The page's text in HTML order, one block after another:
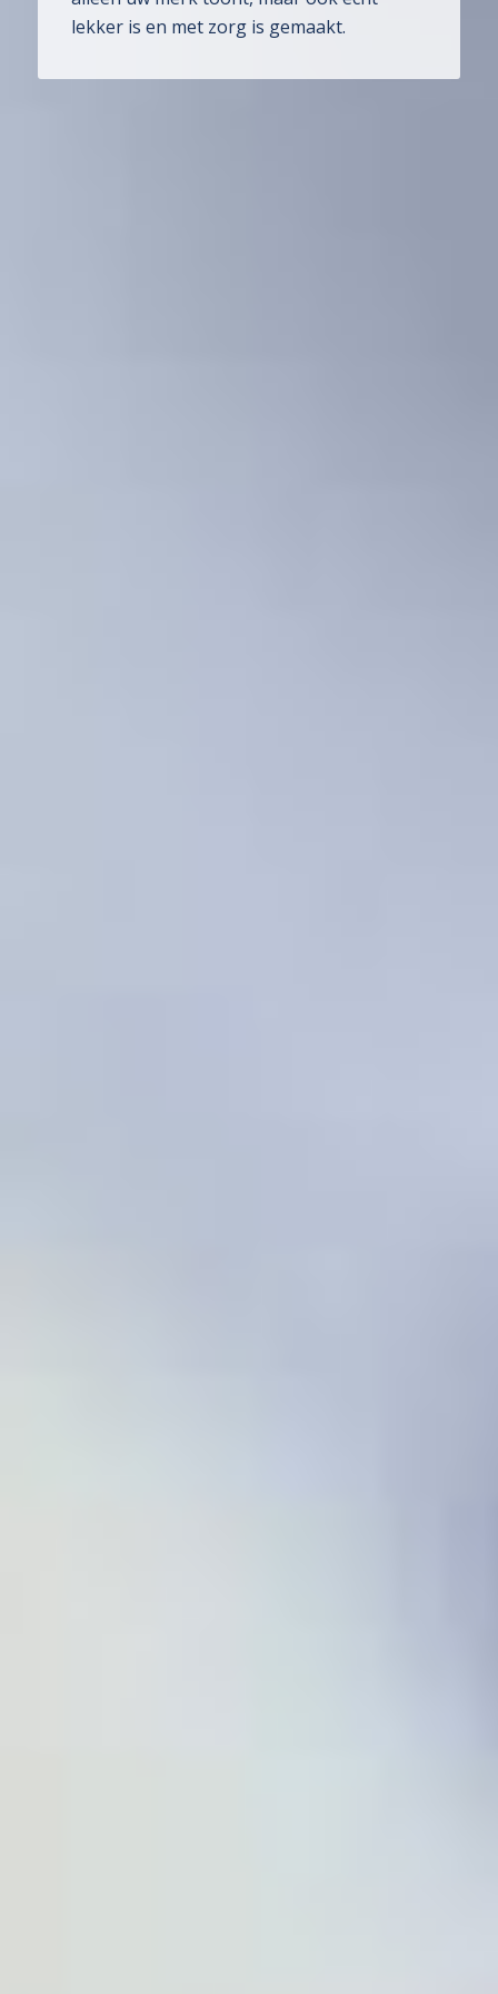
lekker is en met zorg is gemaakt.